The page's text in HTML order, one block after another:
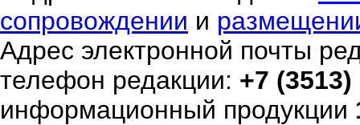
сопровождении и
Адрес электронной почты
телефон редакции: +7
информационный продукции